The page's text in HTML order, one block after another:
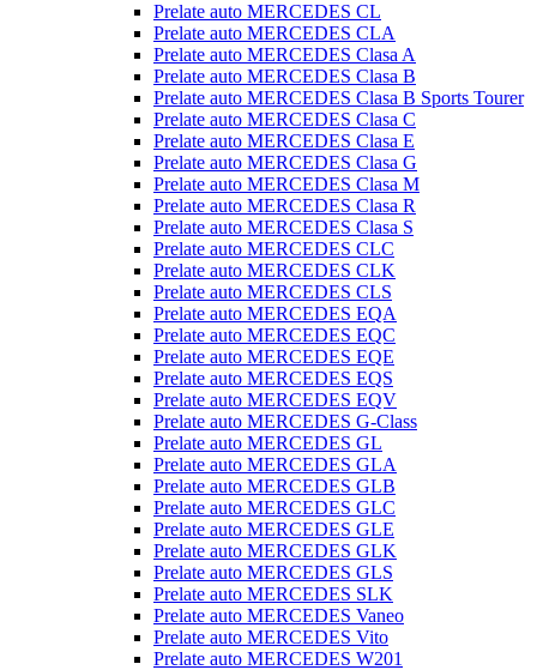
Prelate auto MERCEDES CL
Prelate auto MERCEDES CLA
Prelate auto MERCEDES Clasa A
Prelate auto MERCEDES Clasa B
Prelate auto MERCEDES Clasa B Sports Tourer
Prelate auto MERCEDES Clasa C
Prelate auto MERCEDES Clasa E
Prelate auto MERCEDES Clasa G
Prelate auto MERCEDES Clasa M
Prelate auto MERCEDES Clasa R
Prelate auto MERCEDES Clasa S
Prelate auto MERCEDES CLC
Prelate auto MERCEDES CLK
Prelate auto MERCEDES CLS
Prelate auto MERCEDES EQA
Prelate auto MERCEDES EQC
Prelate auto MERCEDES EQE
Prelate auto MERCEDES EQS
Prelate auto MERCEDES EQV
Prelate auto MERCEDES G-Class
Prelate auto MERCEDES GL
Prelate auto MERCEDES GLA
Prelate auto MERCEDES GLB
Prelate auto MERCEDES GLC
Prelate auto MERCEDES GLE
Prelate auto MERCEDES GLK
Prelate auto MERCEDES GLS
Prelate auto MERCEDES SLK
Prelate auto MERCEDES Vaneo
Prelate auto MERCEDES Vito
Prelate auto MERCEDES W201